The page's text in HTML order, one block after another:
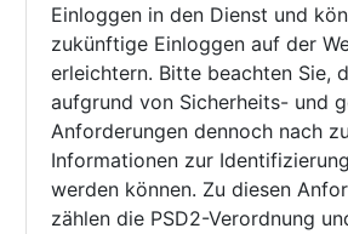
Einloggen in den Dienst und
zukünftige Einloggen auf der
erleichtern. Bitte beachten Sie,
aufgrund von Sicherheits- und
Anforderungen dennoch nach
Informationen zur
werden können. Zu diesen
zählen die PSD2-Verordnung